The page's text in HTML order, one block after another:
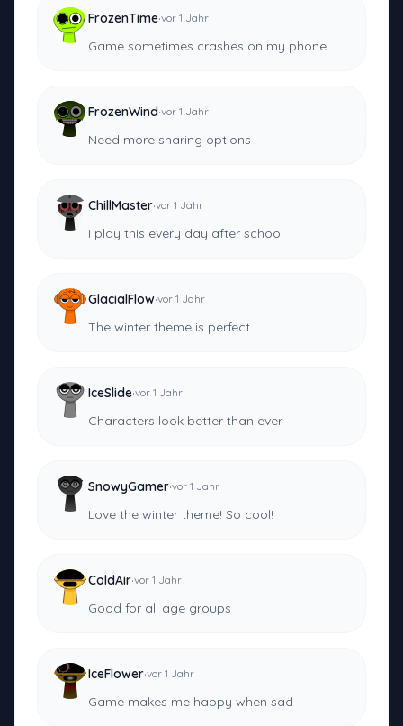
FrozenTime·vor 1 Jahr
Game sometimes crashes on my phone
FrozenWind·vor 1 Jahr
Need more sharing options
ChillMaster·vor 1 Jahr
I play this every day after school
GlacialFlow·vor 1 Jahr
The winter theme is perfect
IceSlide·vor 1 Jahr
Characters look better than ever
SnowyGamer·vor 1 Jahr
Love the winter theme! So cool!
ColdAir·vor 1 Jahr
Good for all age groups
IceFlower·vor 1 Jahr
Game makes me happy when sad